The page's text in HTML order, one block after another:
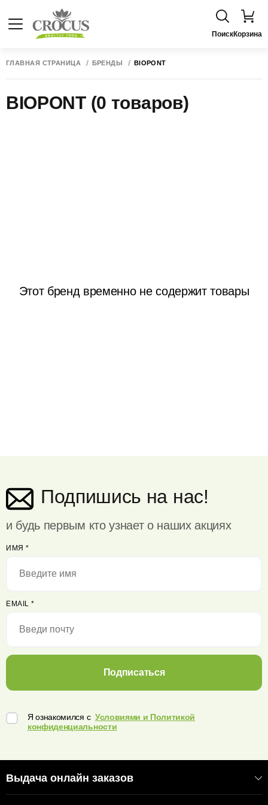
ПоискКорзина
ГЛАВНАЯ СТРАНИЦА БРЕНДЫ BIOPONT
BIOPONT (0 товаров)
Этот бренд временно не содержит товары
Подпишись на нас!
и будь первым кто узнает о наших акциях
ИМЯ *
EMAIL *
Подписаться
Я ознакомился с Условиями и Политикой
конфиденциальности
Выдача онлайн заказов